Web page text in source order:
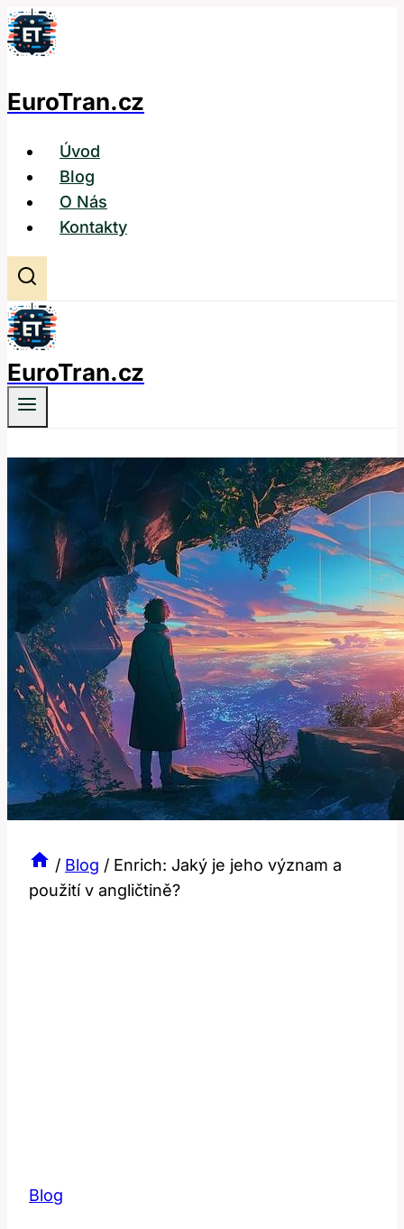
Přeskočit
na
EuroTran.cz
Úvod
Blog
O Nás
Kontakty
EuroTran.cz
/ Blog / Enrich: Jaký je jeho význam a
použití v angličtině?
Blog